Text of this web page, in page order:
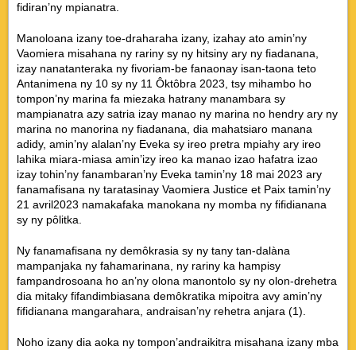
fidiran’ny mpianatra.
Manoloana izany toe-draharaha izany, izahay ato amin’ny
Vaomiera misahana ny rariny sy ny hitsiny ary ny fiadanana,
izay nanatanteraka ny fivoriam-be fanaonay isan-taona teto
Antanimena ny 10 sy ny 11 Ôktôbra 2023, tsy mihambo ho
tompon’ny marina fa miezaka hatrany manambara sy
mampianatra azy satria izay manao ny marina no hendry ary ny
marina no manorina ny fiadanana, dia mahatsiaro manana
adidy, amin’ny alalan’ny Eveka sy ireo pretra mpiahy ary ireo
lahika miara-miasa amin’izy ireo ka manao izao hafatra izao
izay tohin’ny fanambaran’ny Eveka tamin’ny 18 mai 2023 ary
fanamafisana ny taratasinay Vaomiera Justice et Paix tamin’ny
21 avril2023 namakafaka manokana ny momba ny fifidianana
sy ny pôlitka.
Ny fanamafisana ny demôkrasia sy ny tany tan-dalàna
mampanjaka ny fahamarinana, ny rariny ka hampisy
fampandrosoana ho an’ny olona manontolo sy ny olon-drehetra
dia mitaky fifandimbiasana demôkratika mipoitra avy amin’ny
fifidianana mangarahara, andraisan’ny rehetra anjara (1).
Noho izany dia aoka ny tompon’andraikitra misahana izany mba